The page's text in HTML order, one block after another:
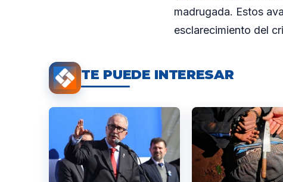
madrugada. Estos
esclarecimiento del
TE PUEDE INTERESAR